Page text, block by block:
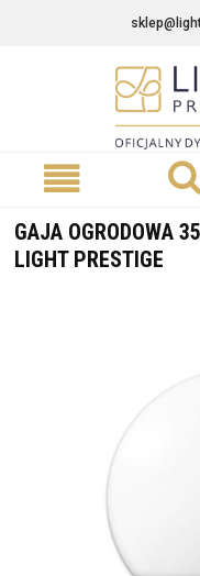
GAJA OGRODOWA
LIGHT PRESTIGE